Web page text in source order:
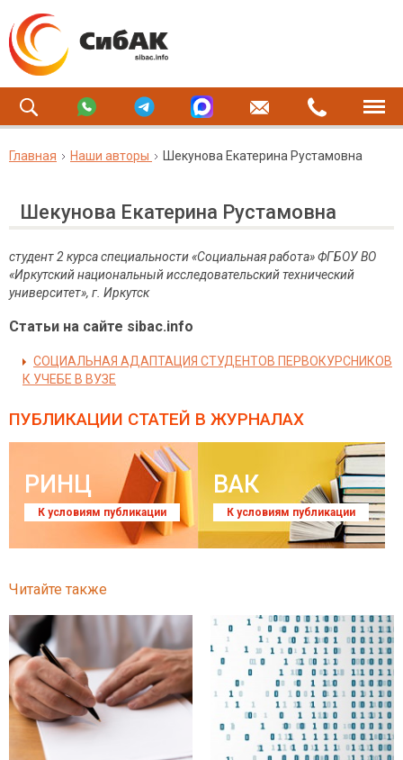
Главная Наши авторы Шекунова Екатерина Рустамовна
Шекунова Екатерина Рустамовна
студент 2 курса специальности «Социальная работа» ФГБОУ ВО
«Иркутский национальный исследовательский технический
университет», г. Иркутск
Статьи на сайте sibac.info
СОЦИАЛЬНАЯ АДАПТАЦИЯ СТУДЕНТОВ ПЕРВОКУРСНИКОВ
К УЧЕБЕ В ВУЗЕ
ПУБЛИКАЦИИ СТАТЕЙ В ЖУРНАЛАХ
РИНЦ
К условиям публикации
ВАК
К условиям публикации
Читайте также